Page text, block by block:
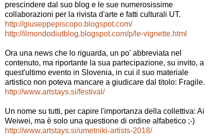
prescindere dal suo blog e le sue numerosissime
collaborazioni per la rivista d'arte e fatti culturali UT.
http://giuseppepiscopo.blogspot.com/
http://ilmondodiutblog.blogspot.com/p/le-vignette.html
Ora una news che lo riguarda, un po' abbreviata nel
contenuto, ma riportante la sua partecipazione, su invito, a
quest'ultimo evento in Slovenia, in cui il suo materiale
artistico non poteva mancare a giudicare dal titolo: Fragile.
http://www.artstays.si/festival/
Un nome su tutti, per capire l'importanza della collettiva: Ai
Weiwei, ma è solo una questione di ordine alfabetico ;-)
http://www.artstays.si/umetniki-artists-2018/